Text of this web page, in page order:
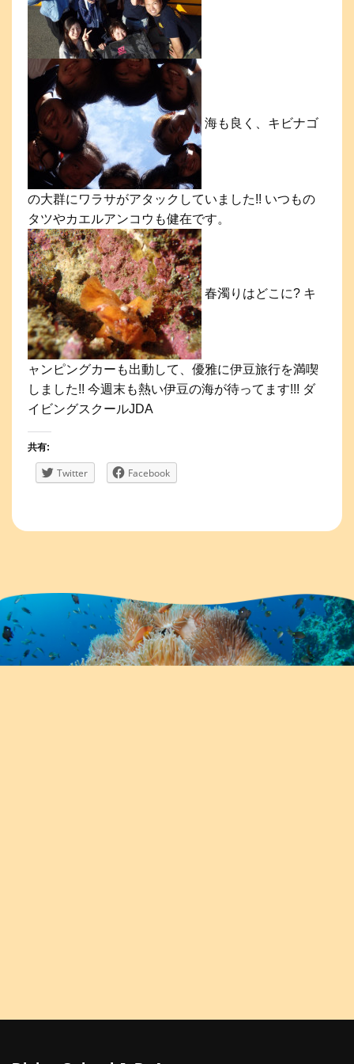
海も良く、キビナゴ
の大群にワラサがアタックしていました!! いつもの
タツやカエルアンコウも健在です。
春濁りはどこに? キ
ャンピングカーも出動して、優雅に伊豆旅行を満喫
しました!! 今週末も熱い伊豆の海が待ってます!!! ダ
イビングスクールJDA
共有:
Twitter Facebook